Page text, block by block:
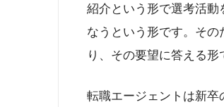
紹介という形で選考活動
なうという形です。そ
り、その要望に答える形
転職エージェントは新卒